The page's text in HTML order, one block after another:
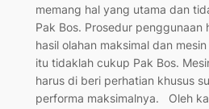
memang hal yang utama dan
Pak Bos. Prosedur penggunaan
hasil olahan maksimal dan
itu tidaklah cukup Pak Bos.
harus di beri perhatian khusus
performa maksimalnya. Oleh